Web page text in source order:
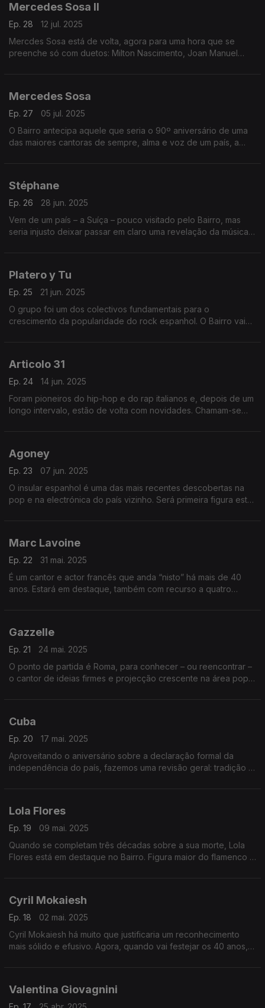
Mercedes Sosa II
Ep. 28
12 jul. 2025
Mercdes Sosa está de volta, agora para uma hora que se
preenche só com duetos: Milton Nascimento, Joan Manuel
Mercedes Sosa
Ep. 27
05 jul. 2025
O Bairro antecipa aquele que seria o 90º aniversário de uma
das maiores cantoras de sempre, alma e voz de um país, a
Stéphane
Ep. 26
28 jun. 2025
Vem de um país – a Suíça – pouco visitado pelo Bairro, mas
seria injusto deixar passar em claro uma revelação da música
Platero y Tu
Ep. 25
21 jun. 2025
O grupo foi um dos colectivos fundamentais para o
crescimento da popularidade do rock espanhol. O Bairro vai
Articolo 31
Ep. 24
14 jun. 2025
Foram pioneiros do hip-hop e do rap italianos e, depois de um
longo intervalo, estão de volta com novidades. Chamam-se
Agoney
Ep. 23
07 jun. 2025
O insular espanhol é uma das mais recentes descobertas na
pop e na electrónica do país vizinho. Será primeira figura esta
Marc Lavoine
Ep. 22
31 mai. 2025
É um cantor e actor francês que anda “nisto” há mais de 40
anos. Estará em destaque, também com recurso a quatro
Gazzelle
Ep. 21
24 mai. 2025
O ponto de partida é Roma, para conhecer – ou reencontrar –
o cantor de ideias firmes e projecção crescente na área pop,
Cuba
Ep. 20
17 mai. 2025
Aproveitando o aniversário sobre a declaração formal da
independência do país, fazemos uma revisão geral: tradição e
Lola Flores
Ep. 19
09 mai. 2025
Quando se completam três décadas sobre a sua morte, Lola
Flores está em destaque no Bairro. Figura maior do flamenco e
Cyril Mokaiesh
Ep. 18
02 mai. 2025
Cyril Mokaiesh há muito que justificaria um reconhecimento
mais sólido e efusivo. Agora, quando vai festejar os 40 anos, o
Valentina Giovagnini